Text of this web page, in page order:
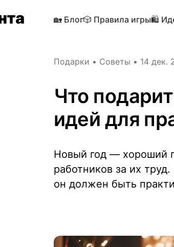
🏡 Блог🎲 Правила игры🛍️
Подарки • Советы • 14 дек.
Что
идей для
Новый год — хороший
работников за их
он должен быть